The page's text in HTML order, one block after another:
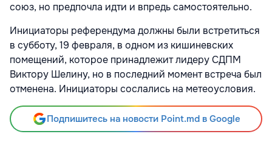
союз, но предпочла идти и впредь самостоятельно.
Инициаторы референдума должны были встретиться
в субботу, 19 февраля, в одном из кишиневских
помещений, которое принадлежит лидеру СДПМ
Виктору Шелину, но в последний момент встреча был
отменена. Инициаторы сослались на метеоусловия.
Подпишитесь на новости Point.md в Google